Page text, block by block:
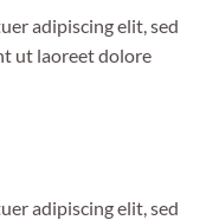
adipiscing elit, sed
ut laoreet dolore
adipiscing elit, sed